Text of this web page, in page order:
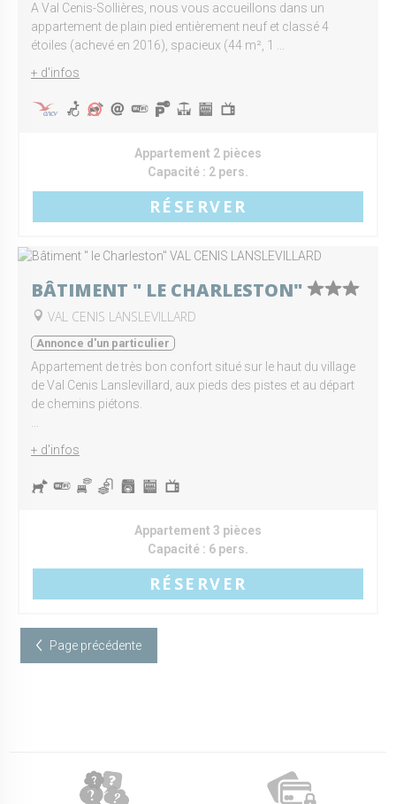
A Val Cenis-Sollières, nous vous accueillons dans un
appartement de plain pied entièrement neuf et classé 4
étoiles (achevé en 2016), spacieux (44 m², 1 ...
+ d'infos
Appartement 2 pièces
Capacité : 2 pers.
RÉSERVER
BÂTIMENT " LE CHARLESTON"
VAL CENIS LANSLEVILLARD
Annonce d'un particulier
Appartement de très bon confort situé sur le haut du village
de Val Cenis Lanslevillard, aux pieds des pistes et au départ
de chemins piétons.
+ d'infos
Appartement 3 pièces
Capacité : 6 pers.
RÉSERVER
Page précédente